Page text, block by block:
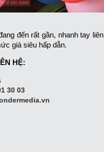
đến rất gần, nhanh tay
giá siêu hấp dẫn.
HỆ:
30 03